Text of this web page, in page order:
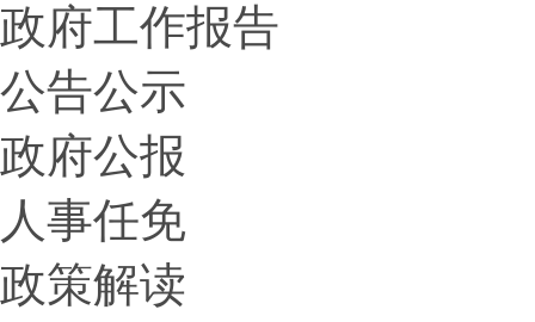
政府工作报告
公告公示
政府公报
人事任免
政策解读